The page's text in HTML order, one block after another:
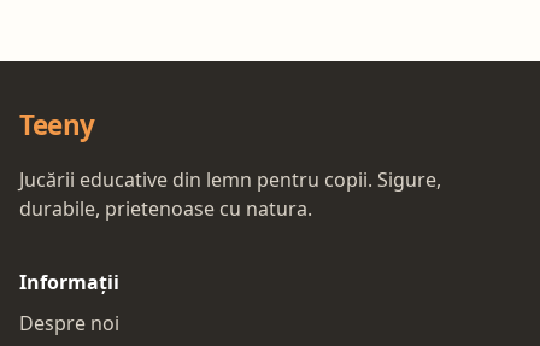
Teeny
Jucării educative din lemn pentru copii. Sigure,
durabile, prietenoase cu natura.
Informații
Despre noi